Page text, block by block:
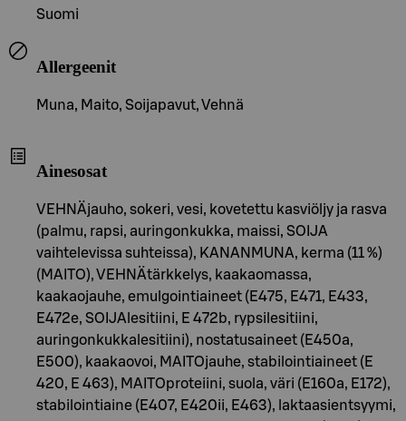
Suomi
Allergeenit
Muna, Maito, Soijapavut, Vehnä
Ainesosat
VEHNÄjauho, sokeri, vesi, kovetettu kasviöljy ja rasva
(palmu, rapsi, auringonkukka, maissi, SOIJA
vaihtelevissa suhteissa), KANANMUNA, kerma (11 %)
(MAITO), VEHNÄtärkkelys, kaakaomassa,
kaakaojauhe, emulgointiaineet (E475, E471, E433,
E472e, SOIJAlesitiini, E 472b, rypsilesitiini,
auringonkukkalesitiini), nostatusaineet (E450a,
E500), kaakaovoi, MAITOjauhe, stabilointiaineet (E
420, E 463), MAITOproteiini, suola, väri (E160a, E172),
stabilointiaine (E407, E420ii, E463), laktaasientsyymi,